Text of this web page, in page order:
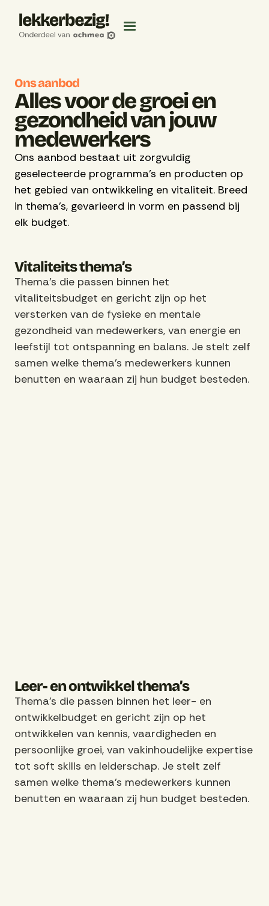
Ons aanbod
Alles voor de groei en
gezondheid van jouw
medewerkers
Ons aanbod bestaat uit zorgvuldig
geselecteerde programma’s en producten op
het gebied van ontwikkeling en vitaliteit. Breed
in thema’s, gevarieerd in vorm en passend bij
elk budget.
Vitaliteits thema’s
Thema’s die passen binnen het
vitaliteitsbudget en gericht zijn op het
versterken van de fysieke en mentale
gezondheid van medewerkers, van energie en
leefstijl tot ontspanning en balans. Je stelt zelf
samen welke thema’s medewerkers kunnen
benutten en waaraan zij hun budget besteden.
Leer- en ontwikkel thema’s
Thema’s die passen binnen het leer- en
ontwikkelbudget en gericht zijn op het
ontwikkelen van kennis, vaardigheden en
persoonlijke groei, van vakinhoudelijke expertise
tot soft skills en leiderschap. Je stelt zelf
samen welke thema’s medewerkers kunnen
benutten en waaraan zij hun budget besteden.